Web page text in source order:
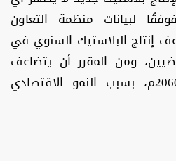
لبيانات منظمة التعاون
إنتاج البلاستيك السنوي في
ومن المقرر أن يتضاعف
ثلاث مرات حتى عام 2060م، بسبب النمو الاقتصادي